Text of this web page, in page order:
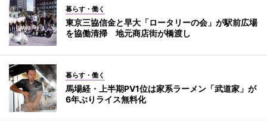
暮らす・働く
東京三協信金と早大「ロータリーの会」が駅前広場
を協働清掃 地元商店街が橋渡し
暮らす・働く
馬場経・上半期PV1位は家系ラーメン「武道家」が
6年ぶりライス無料化